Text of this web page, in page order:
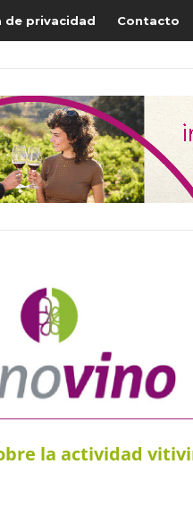
de privacidad Contacto
la actividad